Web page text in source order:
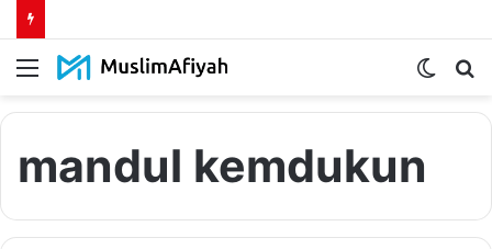
Menu
Switch
mandul kemdukun